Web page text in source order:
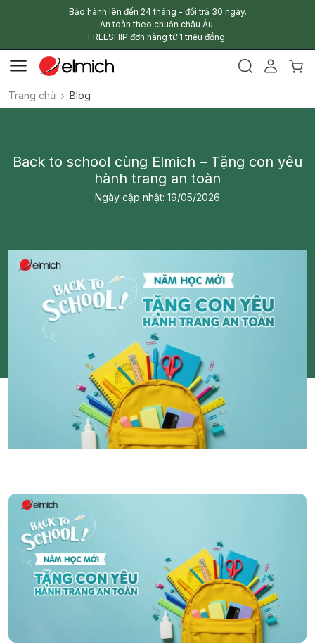
Bảo hành lên đến 24 tháng - đổi trả 30 ngày.
An toàn theo chuẩn châu Âu.
FREESHIP đơn hàng từ 1 triệu đồng.
Trang chủ Blog
Back to school cùng Elmich – Tặng con yêu
hành trang an toàn
Ngày cập nhật: 19/05/2026